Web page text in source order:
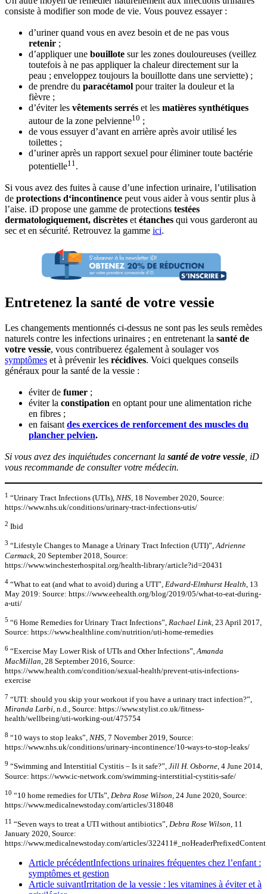
consiste à modifier son mode de vie. Vous pouvez essayer :
d’uriner quand vous en avez besoin et de ne pas vous
retenir ;
d’appliquer une bouillote sur les zones douloureuses (veillez
toutefois à ne pas appliquer la chaleur directement sur la
peau ; enveloppez toujours la bouillotte dans une serviette) ;
de prendre du paracétamol pour traiter la douleur et la
fièvre ;
d’éviter les vêtements serrés et les matières synthétiques
autour de la zone pelvienne10 ;
de vous essuyer d’avant en arrière après avoir utilisé les
toilettes ;
d’uriner après un rapport sexuel pour éliminer toute bactérie
potentielle11 .
Si vous avez des fuites à cause d’une infection urinaire, l’utilisation
de protections d‘incontinence peut vous aider à vous sentir plus à
l’aise. iD propose une gamme de protections testées
dermatologiquement, discrètes et étanches qui vous garderont au
sec et en sécurité. Retrouvez la gamme ici.
Entretenez la santé de votre vessie
Les changements mentionnés ci-dessus ne sont pas les seuls remèdes
naturels contre les infections urinaires ; en entretenant la santé de
votre vessie, vous contribuerez également à soulager vos
symptômes et à prévenir les récidives. Voici quelques conseils
généraux pour la santé de la vessie :
éviter de fumer ;
éviter la constipation en optant pour une alimentation riche
en fibres ;
en faisant des exercices de renforcement des muscles du
plancher pelvien.
Si vous avez des inquiétudes concernant la santé de votre vessie , iD
vous recommande de consulter votre médecin.
1 “Urinary Tract Infections (UTIs), NHS, 18 November 2020, Source:
https://www.nhs.uk/conditions/urinary-tract-infections-utis/
2 Ibid
3 “Lifestyle Changes to Manage a Urinary Tract Infection (UTI)”,Adrienne
Carmack, 20 September 2018, Source:
https://www.winchesterhospital.org/health-library/article?id=20431
4 “What to eat (and what to avoid) during a UTI”, Edward-Elmhurst Health, 13
May 2019: Source: https://www.eehealth.org/blog/2019/05/what-to-eat-during-
a-uti/
5 “6 Home Remedies for Urinary Tract Infections”, Rachael Link, 23 April 2017,
Source: https://www.healthline.com/nutrition/uti-home-remedies
6 “Exercise May Lower Risk of UTIs and Other Infections”,Amanda
MacMillan, 28 September 2016, Source:
https://www.health.com/condition/sexual-health/prevent-utis-infections-
exercise
7 “UTI: should you skip your workout if you have a urinary tract infection?”,
Miranda Larbi, n.d., Source: https://www.stylist.co.uk/fitness-
health/wellbeing/uti-working-out/475754
8 “10 ways to stop leaks”, NHS, 7 November 2019, Source:
https://www.nhs.uk/conditions/urinary-incontinence/10-ways-to-stop-leaks/
9 “Swimming and Interstitial Cystitis – Is it safe?”, Jill H. Osborne, 4 June 2014,
Source: https://www.ic-network.com/swimming-interstitial-cystitis-safe/
10 “10 home remedies for UTIs”, Debra Rose Wilson, 24 June 2020, Source:
https://www.medicalnewstoday.com/articles/318048
11 “Seven ways to treat a UTI without antibiotics”, Debra Rose Wilson, 11
January 2020, Source:
https://www.medicalnewstoday.com/articles/322411#_noHeaderPrefixedContent
Article précédentInfections urinaires fréquentes chez l’enfant :
symptômes et gestion
Article suivantIrritation de la vessie : les vitamines à éviter et à